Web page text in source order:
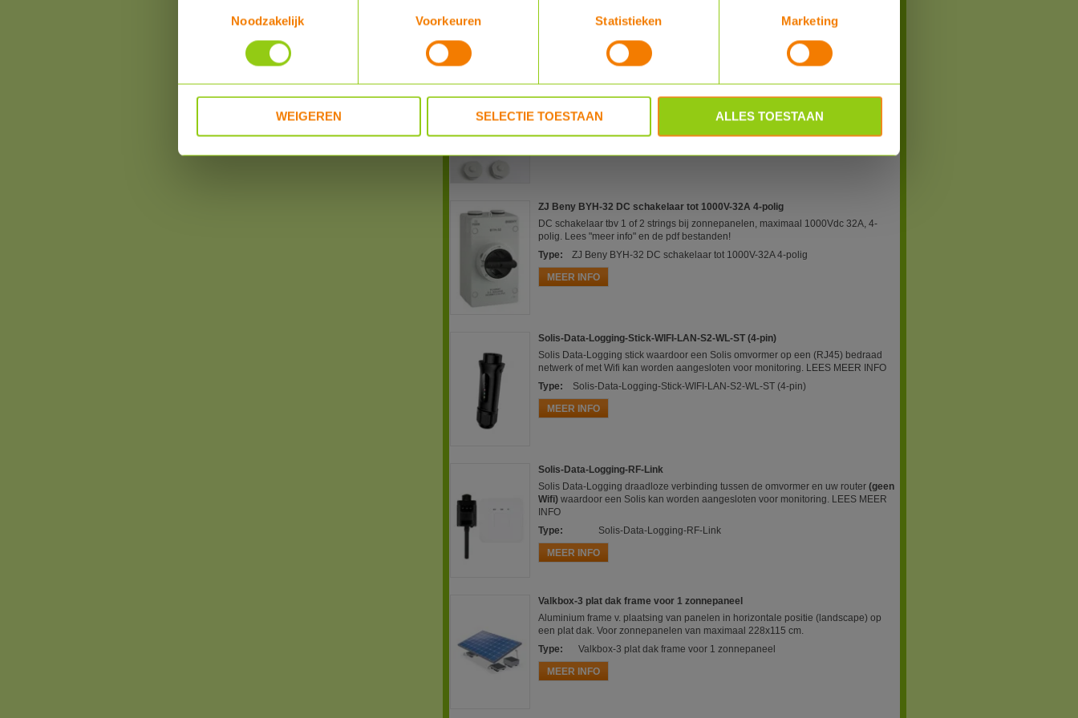
Noodzakelijk
Voorkeuren Statistieken Marketing
WEIGEREN SELECTIE TOESTAAN ALLES TOESTAAN
Totaal € 2379, - € 600.00
Type:
ABB Werkschakelaar 1-fase 2-polig 25A
ZJ Beny BYH-32 DC schakelaar tot 1000V-32A 4-polig
DC schakelaar tbv 1 of 2 strings bij zonnepanelen, maximaal 1000Vdc 32A, 4-
polig. Lees "meer info" en de pdf bestanden!
Type:
ZJ Beny BYH-32 DC schakelaar tot 1000V-32A 4-polig
MEER INFO
Solis-Data-Logging-Stick-WIFI-LAN-S2-WL-ST (4-pin)
Solis Data-Logging stick waardoor een Solis omvormer op een (RJ45) bedraad
netwerk of met Wifi kan worden aangesloten voor monitoring. LEES MEER INFO
Type:
Solis-Data-Logging-Stick-WIFI-LAN-S2-WL-ST (4-pin)
MEER INFO
Solis-Data-Logging-RF-Link
Solis Data-Logging draadloze verbinding tussen de omvormer en uw router (geen
Wifi) waardoor een Solis kan worden aangesloten voor monitoring. LEES MEER
INFO
Type:
Solis-Data-Logging-RF-Link
MEER INFO
Valkbox-3 plat dak frame voor 1 zonnepaneel
Aluminium frame v. plaatsing van panelen in horizontale positie (landscape) op
een plat dak. Voor zonnepanelen van maximaal 228x115 cm.
Type:
Valkbox-3 plat dak frame voor 1 zonnepaneel
MEER INFO